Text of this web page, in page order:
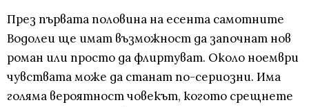
През първата половина на есента самотните
Водолеи ще имат възможност да започнат нов
роман или просто да флиртуват. Около ноември
чувствата може да станат по-сериозни. Има
голяма вероятност човекът, когото срещнете